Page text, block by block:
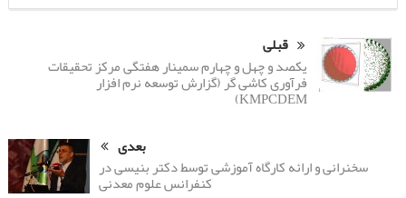
قبلی
یکصد و چهل و چهارم سمینار هفتگی مرکز تحقیقات
فرآوری کاشی گر (گزارش توسعه نرم افزار
KMPCDEM)
بعدی
سخنرانی و ارائه کارگاه آموزشی توسط دکتر بنیسی در
کنفرانس علوم معدنی